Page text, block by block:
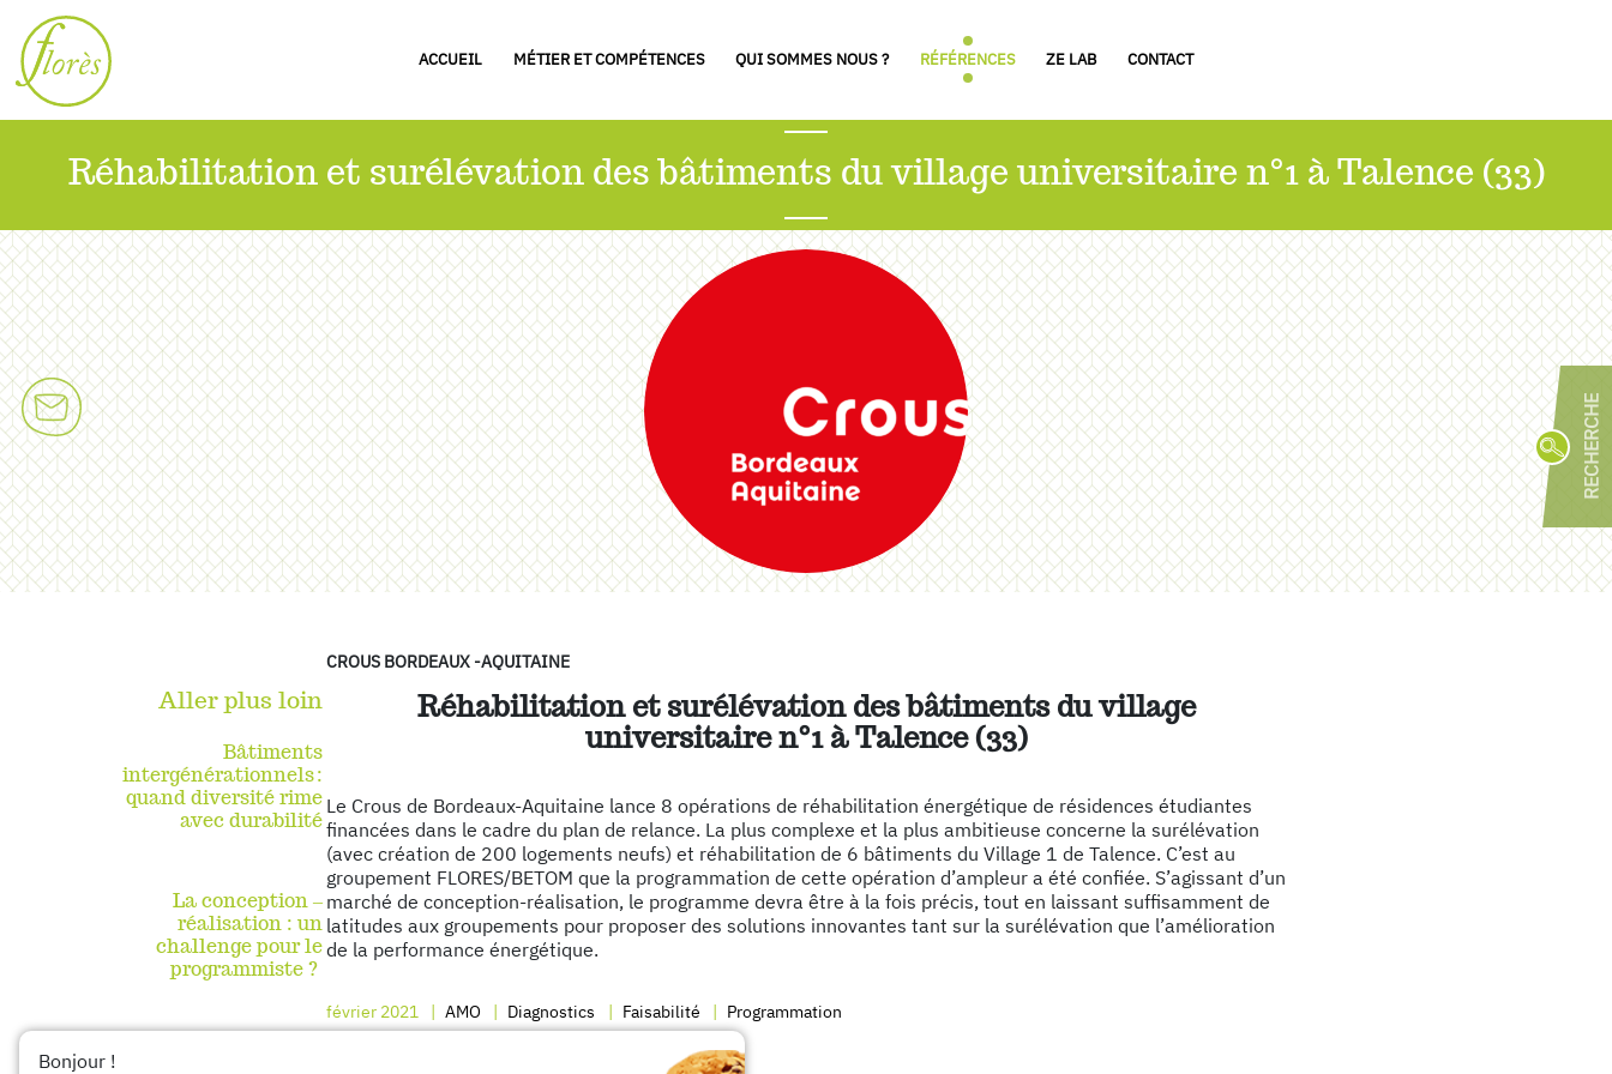
ACCUEIL MÉTIER ET COMPÉTENCES QUI SOMMES NOUS ? RÉFÉRENCES ZE LAB CONTACT
Réhabilitation et surélévation des bâtiments du village universitaire n°1 à Talence (33)
CROUS BORDEAUX -AQUITAINE
Réhabilitation et surélévation des bâtiments du village
universitaire n°1 à Talence (33)
Le Crous de Bordeaux-Aquitaine lance 8 opérations de réhabilitation énergétique de résidences étudiantes
financées dans le cadre du plan de relance. La plus complexe et la plus ambitieuse concerne la surélévation
(avec création de 200 logements neufs) et réhabilitation de 6 bâtiments du Village 1 de Talence. C’est au
groupement FLORES/BETOM que la programmation de cette opération d’ampleur a été confiée. S’agissant d’un
marché de conception-réalisation, le programme devra être à la fois précis, tout en laissant suffisamment de
latitudes aux groupements pour proposer des solutions innovantes tant sur la surélévation que l’amélioration
de la performance énergétique.
février 2021 AMO Diagnostics Faisabilité Programmation
Aller plus loin
Bâtiments
intergénérationnels :
quand diversité rime
avec durabilité
La conception –
réalisation : un
challenge pour le
programmiste ?
Bonjour !